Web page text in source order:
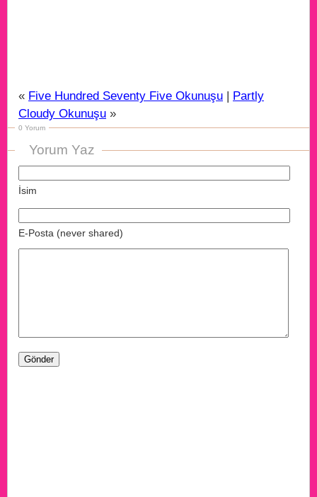
« Five Hundred Seventy Five Okunuşu | Partly
Cloudy Okunuşu »
0 Yorum
Yorum Yaz
İsim
E-Posta (never shared)